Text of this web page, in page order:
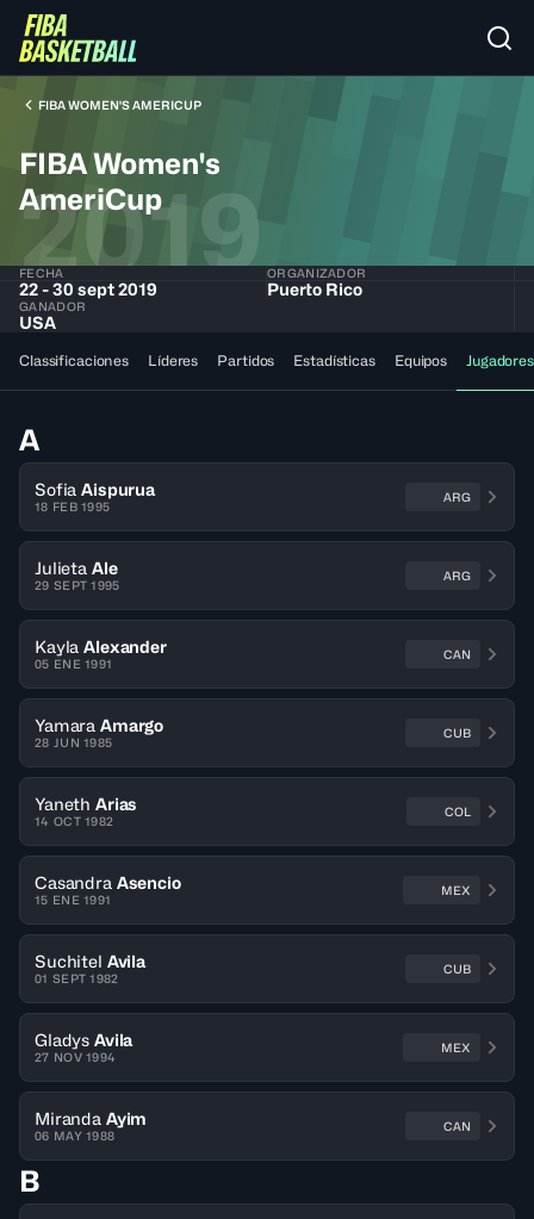
FIBA WOMEN'S AMERICUP
FIBA Women's
AmeriCup
2019
FECHA
22 - 30 sept 2019
ORGANIZADOR
Puerto Rico
GANADOR
USA
Classificaciones Líderes Partidos Estadísticas Equipos Jugadores
A
Sofia Aispurua
18 FEB 1995
ARG
Julieta Ale
29 SEPT 1995
ARG
Kayla Alexander
05 ENE 1991
CAN
Yamara Amargo
28 JUN 1985
CUB
Yaneth Arias
14 OCT 1982
COL
Casandra Asencio
15 ENE 1991
MEX
Suchitel Avila
01 SEPT 1982
CUB
Gladys Avila
27 NOV 1994
MEX
Miranda Ayim
06 MAY 1988
CAN
B